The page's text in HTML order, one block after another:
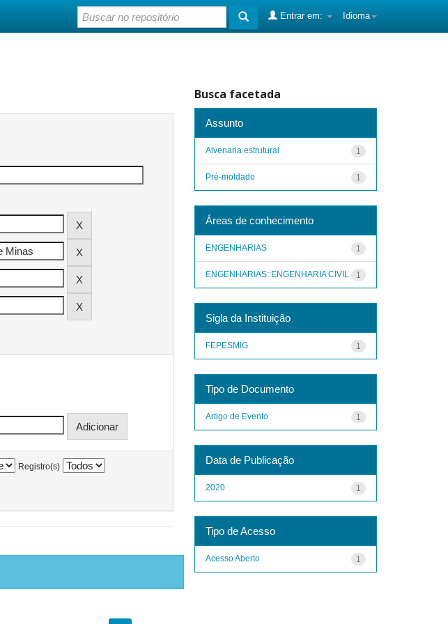
Idioma
Entrar em:
Registro(s)
Busca facetada
Assunto
1
Alvenaria estrutural
1
Pré-moldado
Áreas de conhecimento
1
ENGENHARIAS
1
ENGENHARIAS::ENGENHARIA CIVIL
Sigla da Instituição
1
FEPESMIG
Tipo de Documento
1
Artigo de Evento
Data de Publicação
1
2020
Tipo de Acesso
1
Acesso Aberto